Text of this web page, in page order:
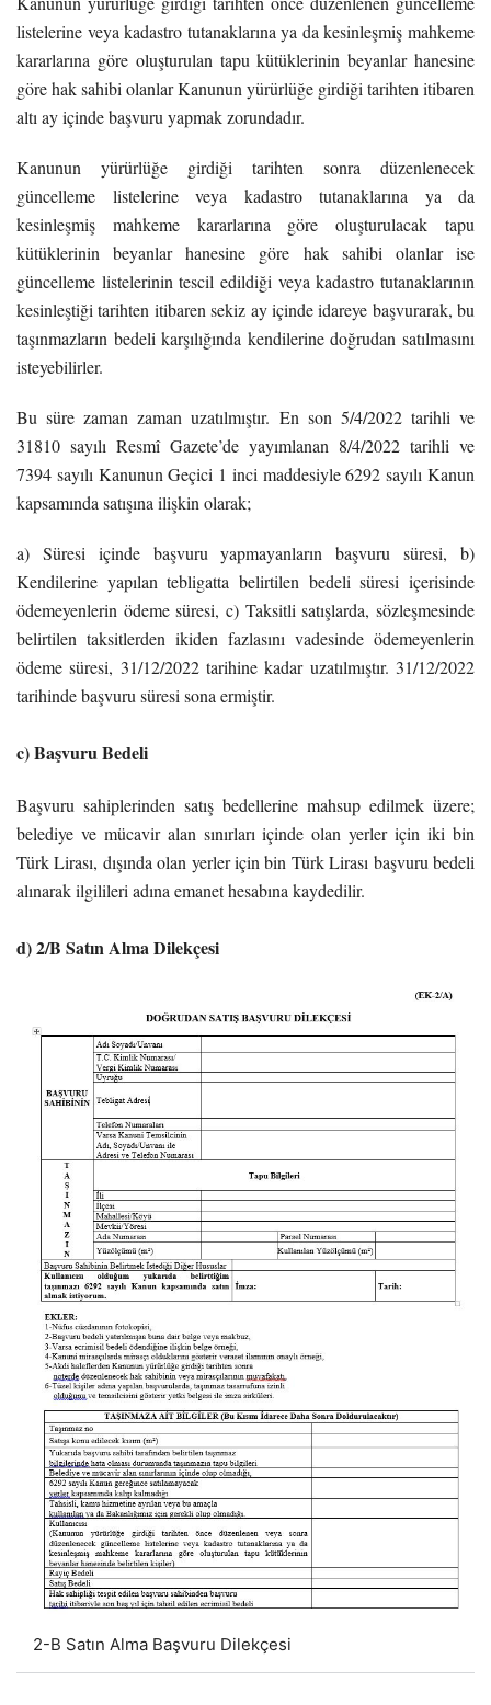
listelerine veya kadastro tutanaklarına ya da kesinleşmiş mahkeme
kararlarına göre oluşturulan tapu kütüklerinin beyanlar hanesine
göre hak sahibi olanlar Kanunun yürürlüğe girdiği tarihten itibaren
altı ay içinde başvuru yapmak zorundadır.
Kanunun yürürlüğe girdiği tarihten sonra düzenlenecek
güncelleme listelerine veya kadastro tutanaklarına ya da
kesinleşmiş mahkeme kararlarına göre oluşturulacak tapu
kütüklerinin beyanlar hanesine göre hak sahibi olanlar ise
güncelleme listelerinin tescil edildiği veya kadastro tutanaklarının
kesinleştiği tarihten itibaren sekiz ay içinde idareye başvurarak, bu
taşınmazların bedeli karşılığında kendilerine doğrudan satılmasını
isteyebilirler.
Bu süre zaman zaman uzatılmıştır. En son 5/4/2022 tarihli ve
31810 sayılı Resmî Gazete’de yayımlanan 8/4/2022 tarihli ve
7394 sayılı Kanunun Geçici 1 inci maddesiyle 6292 sayılı Kanun
kapsamında satışına ilişkin olarak;
a) Süresi içinde başvuru yapmayanların başvuru süresi, b)
Kendilerine yapılan tebligatta belirtilen bedeli süresi içerisinde
ödemeyenlerin ödeme süresi, c) Taksitli satışlarda, sözleşmesinde
belirtilen taksitlerden ikiden fazlasını vadesinde ödemeyenlerin
ödeme süresi, 31/12/2022 tarihine kadar uzatılmıştır. 31/12/2022
tarihinde başvuru süresi sona ermiştir.
c) Başvuru Bedeli
Başvuru sahiplerinden satış bedellerine mahsup edilmek üzere;
belediye ve mücavir alan sınırları içinde olan yerler için iki bin
Türk Lirası, dışında olan yerler için bin Türk Lirası başvuru bedeli
alınarak ilgilileri adına emanet hesabına kaydedilir.
d) 2/B Satın Alma Dilekçesi
2-B Satın Alma Başvuru Dilekçesi